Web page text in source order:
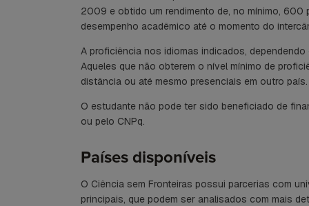
2009 e obtido um rendimento de, no mínimo, 600
desempenho acadêmico até o momento do
A proficiência nos idiomas indicados,
Aqueles que não obterem o nível mínimo de
distância ou até mesmo presenciais em outro país.
O estudante não pode ter sido beneficiado de
ou pelo CNPq.
Países disponíveis
O Ciência sem Fronteiras possui parcerias com
principais, que podem ser analisados com mais